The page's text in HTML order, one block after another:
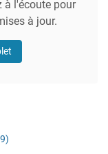
à l'écoute pour
à jour.